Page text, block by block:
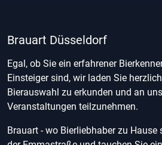
Brauart Düsseldorf
Egal, ob Sie ein erfahrener
Einsteiger sind, wir laden Sie
Bierauswahl zu erkunden und an
Veranstaltungen teilzunehmen.
Brauart - wo Bierliebhaber zu Hause